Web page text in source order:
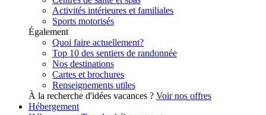
Activités intérieures et familiales
Sports motorisés
Également
Quoi faire actuellement?
Top 10 des sentiers de randonnée
Nos destinations
Cartes et brochures
Renseignements utiles
À la recherche d'idées vacances ? Voir nos offres
Hébergement